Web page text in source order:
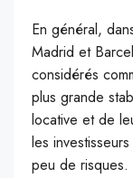
En général,
Madrid et
considérés
plus grande
locative et de
les
peu de risques.